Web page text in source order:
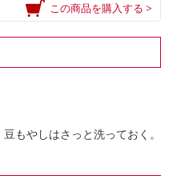
この商品を購入する >
もやしはさっと洗っておく。